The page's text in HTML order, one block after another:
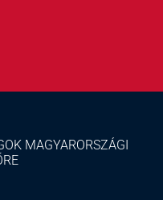
MAGYARORSZÁGI